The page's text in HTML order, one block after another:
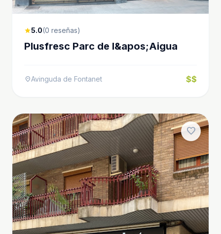
star5.0(0 reseñas)
Plusfresc Parc de l&apos;Aigua
location_onAvinguda de Fontanet $$
favorite